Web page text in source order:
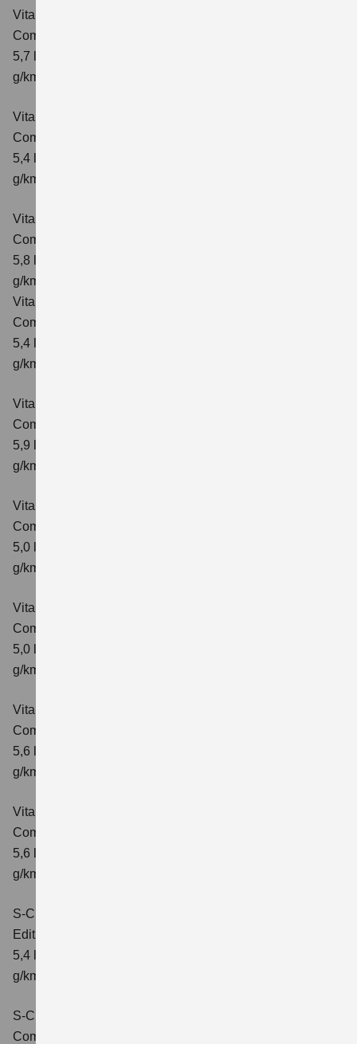
Vitara 1.4 BOOSTERJET HYBRID AT
Comfort+
5,7 l/100km; kombinierter Wert der CO₂-Emission: 130
g/km; CO₂-Klasse: D
Vitara 1.4 BOOSTERJET HYBRID ALLGRIP
Comfort
5,4 l/100km; kombinierter Wert der CO₂-Emission: 129
g/km; CO₂-Klasse: D
Vitara 1.4 BOOSTERJET HYBRID ALLGRIP AT
Comfort
5,8 l/100 km; kombinierter Wert der CO₂-Emission: 137
g/km; CO₂-Klasse: E
Vitara 1.4 BOOSTERJET HYBRID ALLGRIP
Comfort+ Verbrauchswerte: kombinierter Energieverbrauch
5,4 l/100km; kombinierter Wert der CO₂-Emission: 129
g/km; CO₂-Klasse: D
Vitara 1.4 BOOSTERJET HYBRID ALLGRIP AT
Comfort+
5,9 l/100 km; kombinierter Wert der CO₂-Emission: 138
g/km; CO₂-Klasse: E
Vitara 1.5 DUALJET HYBRID AGS
Comfort
5,0 l/100km; kombinierter Wert der CO₂-Emission: 113
g/km; CO₂-Klasse: C
Vitara 1.5 DUALJET HYBRID AGS
Comfort+
5,0 l/100km; kombinierter Wert der CO₂-Emission: 114
g/km; CO₂-Klasse: C
Vitara 1.5 DUALJET HYBRID ALLGRIP AGS
Comfort
5,6 l/100km; kombinierter Wert der CO₂-Emission: 126
g/km; CO₂-Klasse: D
Vitara 1.5 DUALJET HYBRID ALLGRIP AGS
Comfort+
5,6 l/100km; kombinierter Wert der CO₂-Emission: 127
g/km; CO₂-Klasse: D
S-Cross 1.4 BOOSTERJET HYBRID
Edition
5,4 l/100 km; kombinierter Wert der CO2-Emission: 121
g/km; CO2-Klasse: D
S-Cross 1.4 BOOSTERJET HYBRID
Comfort